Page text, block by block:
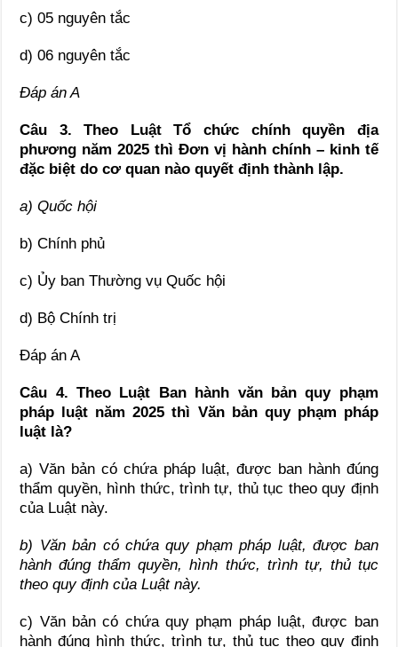
c) 05 nguyên tắc
d) 06 nguyên tắc
Đáp án A
Câu 3. Theo Luật Tổ chức chính quyền địa
phương năm 2025 thì Đơn vị hành chính – kinh tế
đặc biệt do cơ quan nào quyết định thành lập.
a) Quốc hội
b) Chính phủ
c) Ủy ban Thường vụ Quốc hội
d) Bộ Chính trị
Đáp án A
Câu 4. Theo Luật Ban hành văn bản quy phạm
pháp luật năm 2025 thì Văn bản quy phạm pháp
luật là?
a) Văn bản có chứa pháp luật, được ban hành đúng
thẩm quyền, hình thức, trình tự, thủ tục theo quy định
của Luật này.
b) Văn bản có chứa quy phạm pháp luật, được ban
hành đúng thẩm quyền, hình thức, trình tự, thủ tục
theo quy định của Luật này.
c) Văn bản có chứa quy phạm pháp luật, được ban
hành đúng hình thức, trình tự, thủ tục theo quy định